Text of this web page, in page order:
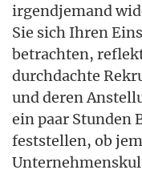
irgendjemand
Sie sich Ihren
betrachten,
durchdachte
und deren
ein paar Stunden
feststellen, ob